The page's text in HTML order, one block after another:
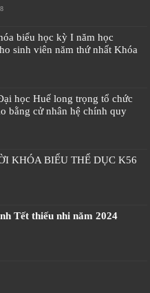
biểu học kỳ I năm học
sinh viên năm thứ nhất Khóa
học Huế long trọng tổ chức
bằng cử nhân hệ chính quy
KHÓA BIỂU THỂ DỤC K56
Tết thiếu nhi năm 2024